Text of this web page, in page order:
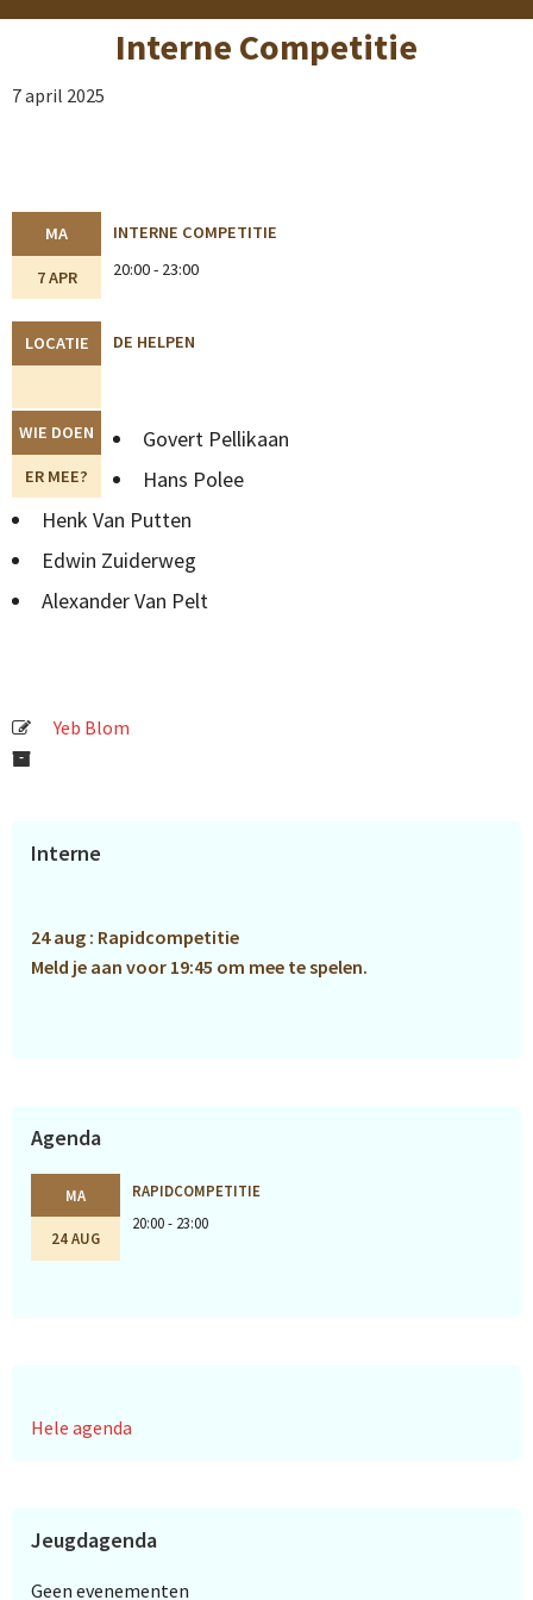
Interne Competitie
7 april 2025
MA
7 APR
INTERNE COMPETITIE
20:00 - 23:00
LOCATIE DE HELPEN
WIE DOEN
ER MEE?
Govert Pellikaan
Hans Polee
Henk Van Putten
Edwin Zuiderweg
Alexander Van Pelt
Yeb Blom
Primaire
Interne
24 aug : Rapidcompetitie
Meld je aan voor 19:45 om mee te spelen.
Agenda
MA
24 AUG
RAPIDCOMPETITIE
20:00 - 23:00
Hele agenda
Jeugdagenda
Geen evenementen